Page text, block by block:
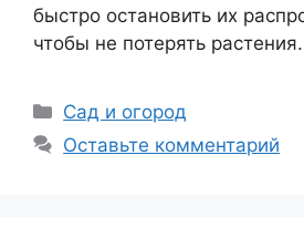
быстро остановить их
чтобы не потерять растения.
Рубрики
Сад и огород
Оставьте комментарий